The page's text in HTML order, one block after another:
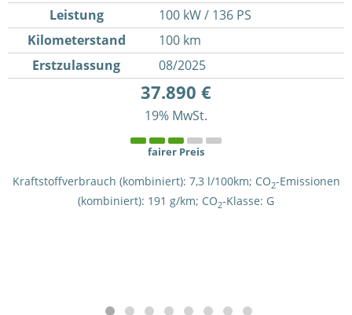
Leistung
100 kW / 136 PS
Kilometerstand
100 km
Erstzulassung
08/2025
37.890 €
19% MwSt.
fairer Preis
Kraftstoffverbrauch (kombiniert): 7,3 l/100km; CO2-Emissionen
(kombiniert): 191 g/km; CO2-Klasse: G